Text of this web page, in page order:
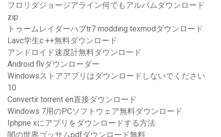
フロリダジョージアライン何でもアルバムダウンロード
zip
トゥームレイダーハブtr7 modding texmodダウンロード
Lavc学生c ++無料ダウンロード
アンドロイド速度計無料ダウンロード
Android flvダウンローダー
Windowsストアアプリはダウンロードしないでください
10
Convertir torrent en直接ダウンロード
Windows 7用のPCソフトウェア無料ダウンロード
Iphpne xにアプリをダウンロードする方法
闇の世界ゴッサムpdfダウンロード無料